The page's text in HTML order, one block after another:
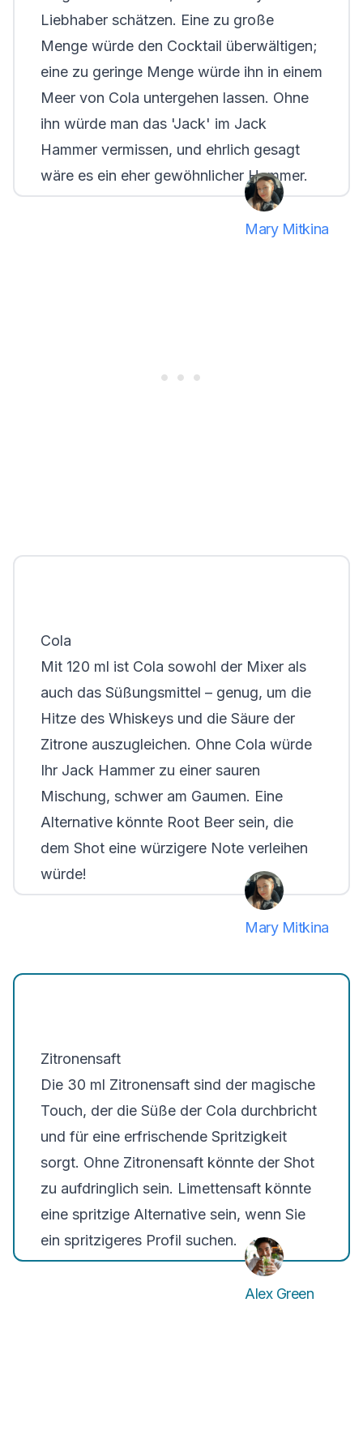
Liebhaber schätzen. Eine zu große
Menge würde den Cocktail überwältigen;
eine zu geringe Menge würde ihn in einem
Meer von Cola untergehen lassen. Ohne
ihn würde man das 'Jack' im Jack
Hammer vermissen, und ehrlich gesagt
wäre es ein eher gewöhnlicher Hammer.
Mary Mitkina
Cola
Mit 120 ml ist Cola sowohl der Mixer als
auch das Süßungsmittel – genug, um die
Hitze des Whiskeys und die Säure der
Zitrone auszugleichen. Ohne Cola würde
Ihr Jack Hammer zu einer sauren
Mischung, schwer am Gaumen. Eine
Alternative könnte Root Beer sein, die
dem Shot eine würzigere Note verleihen
würde!
Mary Mitkina
Zitronensaft
Die 30 ml Zitronensaft sind der magische
Touch, der die Süße der Cola durchbricht
und für eine erfrischende Spritzigkeit
sorgt. Ohne Zitronensaft könnte der Shot
zu aufdringlich sein. Limettensaft könnte
eine spritzige Alternative sein, wenn Sie
ein spritzigeres Profil suchen.
Alex Green